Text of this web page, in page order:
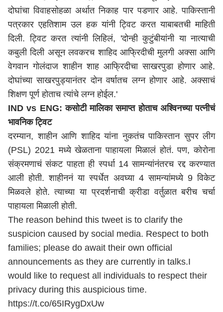
दोघांचा विवाहसोहळा अर्थात निकाह पार पडणार आहे. पाकिस्तानी
पत्रकार एहतिशाम उल हक यांनी ट्विट करत याबाबतची माहिती
दिली. ट्विट करत त्यांनी लिहिलं, 'दोन्ही कुटुंबीयांनी या नात्याची
कबुली दिली असून लवकरच शाहिद आफ्रिदीची मुलगी अक्सा आणि
वेगवान गोलंदाज शाहीन शाह आफ्रिदीचा साखरपुडा होणार आहे.
दोघांच्या साखरपुड्यानंतर दोन वर्षातच लग्न होणार आहे. अक्साचं
शिक्षण पूर्ण होताच त्यांचे लग्न होईल.'
IND vs ENG: कसोटी मालिका समाप्त होताच अश्विनच्या पत्नीचं
भावनिक ट्विट
दरम्यान, शाहीन आणि शाहिद यांना नुकतंच पाकिस्तान सुपर लीग
(PSL) 2021 मध्ये खेळताना पाहायला मिळालं होतं. पण, कोरोना
संक्रमणाचं संकट पाहता ही स्पर्धा 14 सामन्यांनंतरच रद्द करण्यात
आली होती. शाहीननं या स्पर्धेत अवघ्या 4 सामन्यांमध्ये 9 विकेट
मिळवले होते. त्याच्या या प्रदर्शनाची क्रीडा वर्तुळात बरीच चर्चा
पाहायला मिळाली होती.
The reason behind this tweet is to clarify the
suspicion caused by social media. Respect to both
families; please do await their own official
announcements as they are currently in talks.I
would like to request all individuals to respect their
privacy during this auspicious time.
https://t.co/65IRygDxUw